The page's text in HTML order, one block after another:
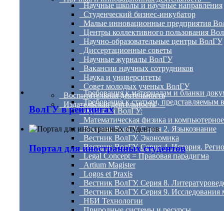
Научные школы и научные направления
Студенческий бизнес-инкубатор
Малые инновационные предприятия
Центры коллективного пользования
Научно-образовательные центры ВолГУ
Диссертационные советы
Научные журналы ВолГУ
Вакансии научных сотрудников
Наука и университеты
Совет молодых ученых ВолГУ
Воспитательная деятельность
Издательская деятельность
Требования к материалам и бланки
Требования к статьям, представляемым
Журналы ВолГУ:
Математическая физика и
Вестник ВолГУ. Серия 2. Языкознание
Вестник ВолГУ. Экономика
Вестник ВолГУ. Серия 4. История.
Legal Concept = Правовая парадигма
Artium Magister
Logos et Praxis
Вестник ВолГУ. Серия 8.
Вестник ВолГУ. Серия 9.
НБИ Технологии
ВолГУ в рейтингах
Портал для иностранных студентов